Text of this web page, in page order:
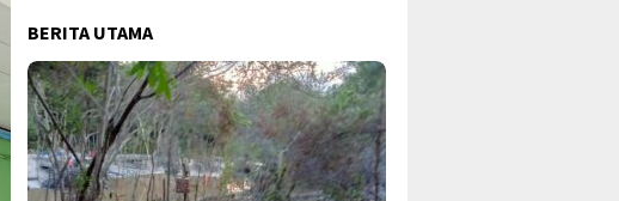
BERITA UTAMA